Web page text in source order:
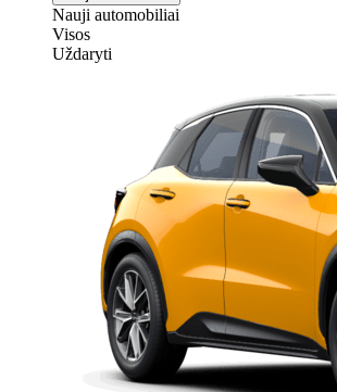
Nauji automobiliai
Visos
Uždaryti